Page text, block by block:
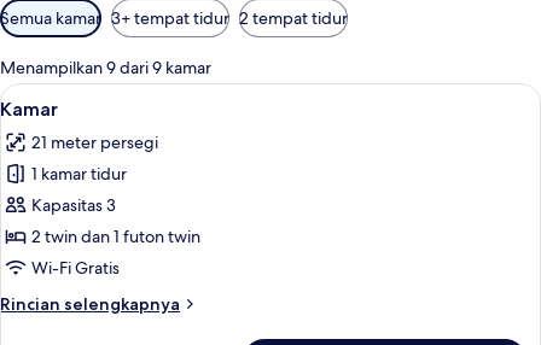
Filter
tersedia
untuk
kamar
Semua kamar 3+ tempat tidur 2 tempat tidur
Menampilkan 9 dari 9 kamar
Lihat
semua
foto
untuk
Kamar
Kamar | Brankas, setrika/meja
11
Kamar
21 meter persegi
1 kamar tidur
Kapasitas 3
2 twin dan 1 futon twin
Wi-Fi Gratis
Rincian selengkapnya
Rincian